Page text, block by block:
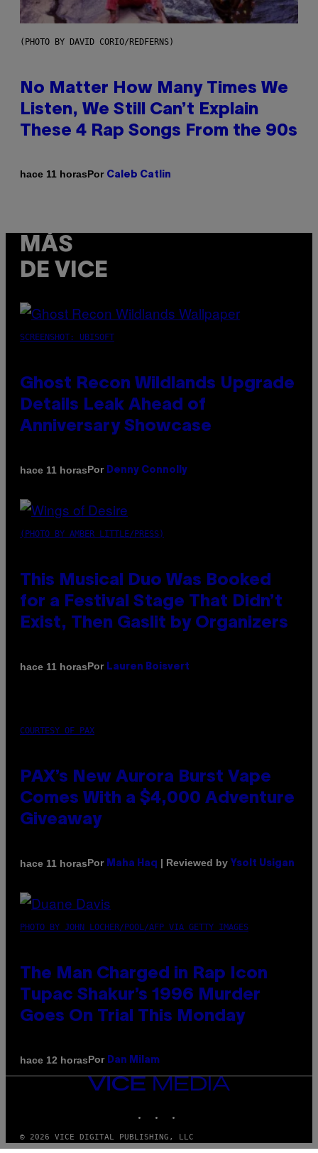
(PHOTO BY DAVID CORIO/REDFERNS)
No Matter How Many Times We
Listen, We Still Can’t Explain
These 4 Rap Songs From the 90s
hace 11 horasPor Caleb Catlin
MÁS
DE VICE
SCREENSHOT: UBISOFT
Ghost Recon Wildlands Upgrade
Details Leak Ahead of
Anniversary Showcase
hace 11 horasPor Denny Connolly
(PHOTO BY AMBER LITTLE/PRESS)
This Musical Duo Was Booked
for a Festival Stage That Didn’t
Exist, Then Gaslit by Organizers
hace 11 horasPor Lauren Boisvert
COURTESY OF PAX
PAX’s New Aurora Burst Vape
Comes With a $4,000 Adventure
Giveaway
hace 11 horasPor Maha Haq | Reviewed by Ysolt Usigan
PHOTO BY JOHN LOCHER/POOL/AFP VIA GETTY IMAGES
The Man Charged in Rap Icon
Tupac Shakur’s 1996 Murder
Goes On Trial This Monday
hace 12 horasPor Dan Milam
VICE
© 2026 VICE DIGITAL PUBLISHING, LLC